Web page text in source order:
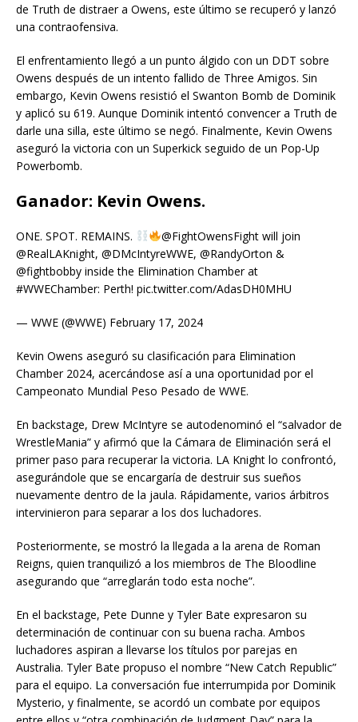
de Truth de distraer a Owens, este último se recuperó y lanzó
una contraofensiva.
El enfrentamiento llegó a un punto álgido con un DDT sobre
Owens después de un intento fallido de Three Amigos. Sin
embargo, Kevin Owens resistió el Swanton Bomb de Dominik
y aplicó su 619. Aunque Dominik intentó convencer a Truth de
darle una silla, este último se negó. Finalmente, Kevin Owens
aseguró la victoria con un Superkick seguido de un Pop-Up
Powerbomb.
Ganador: Kevin Owens.
ONE. SPOT. REMAINS.
@FightOwensFight will join
@RealLAKnight, @DMcIntyreWWE, @RandyOrton &
@fightbobby inside the Elimination Chamber at
#WWEChamber: Perth! pic.twitter.com/AdasDH0MHU
— WWE (@WWE) February 17, 2024
Kevin Owens aseguró su clasificación para Elimination
Chamber 2024, acercándose así a una oportunidad por el
Campeonato Mundial Peso Pesado de WWE.
En backstage, Drew McIntyre se autodenominó el “salvador de
WrestleMania” y afirmó que la Cámara de Eliminación será el
primer paso para recuperar la victoria. LA Knight lo confrontó,
asegurándole que se encargaría de destruir sus sueños
nuevamente dentro de la jaula. Rápidamente, varios árbitros
intervinieron para separar a los dos luchadores.
Posteriormente, se mostró la llegada a la arena de Roman
Reigns, quien tranquilizó a los miembros de The Bloodline
asegurando que “arreglarán todo esta noche”.
En el backstage, Pete Dunne y Tyler Bate expresaron su
determinación de continuar con su buena racha. Ambos
luchadores aspiran a llevarse los títulos por parejas en
Australia. Tyler Bate propuso el nombre “New Catch Republic”
para el equipo. La conversación fue interrumpida por Dominik
Mysterio, y finalmente, se acordó un combate por equipos